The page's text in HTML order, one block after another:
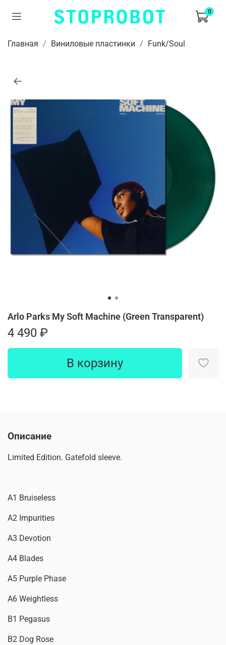
0
Главная Виниловые пластинки Funk/Soul
Arlo Parks My Soft Machine (Green Transparent)
4 490 ₽
В корзину
Описание
Limited Edition. Gatefold sleeve.
A1 Bruiseless
A2 Impurities
A3 Devotion
A4 Blades
A5 Purple Phase
A6 Weightless
B1 Pegasus
B2 Dog Rose